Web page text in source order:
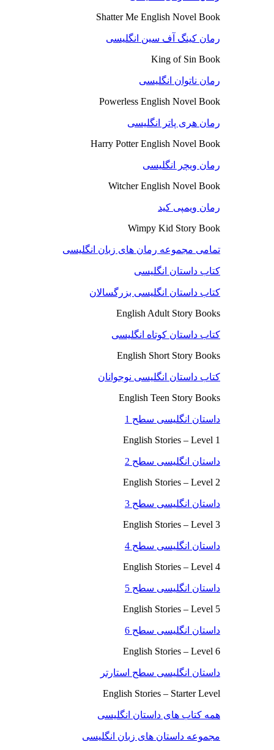
Shatter Me English Novel Book
رمان کینگ آف سین انگلیسی
King of Sin Book
رمان ناتوان انگلیسی
Powerless English Novel Book
رمان هری پاتر انگلیسی
Harry Potter English Novel Book
رمان ویچر انگلیسی
Witcher English Novel Book
رمان ویمپی کید
Wimpy Kid Story Book
تمامی مجموعه رمان های زبان انگلیسی
کتاب داستان انگلیسی
کتاب داستان انگلیسی بزرگسالان
English Adult Story Books
کتاب داستان کوتاه انگلیسی
English Short Story Books
کتاب داستان انگلیسی نوجوانان
English Teen Story Books
داستان انگلیسی سطح 1
English Stories – Level 1
داستان انگلیسی سطح 2
English Stories – Level 2
داستان انگلیسی سطح 3
English Stories – Level 3
داستان انگلیسی سطح 4
English Stories – Level 4
داستان انگلیسی سطح 5
English Stories – Level 5
داستان انگلیسی سطح 6
English Stories – Level 6
داستان انگلیسی سطح استارتر
English Stories – Starter Level
همه کتاب های داستان انگلیسی
مجموعه داستان های زبان انگلیسی